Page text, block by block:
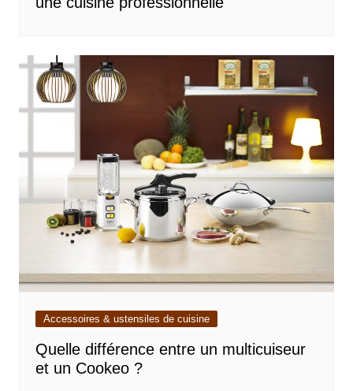
Accessoires & ustensiles de cuisine
Quelle différence entre un multicuiseur
et un Cookeo ?